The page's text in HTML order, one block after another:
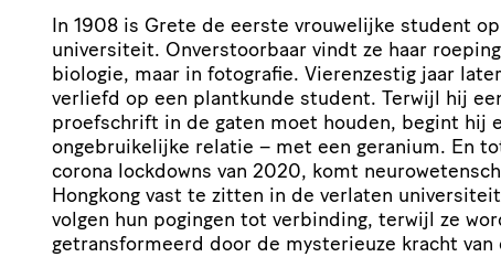
In 1908 is Grete de eerste vrouwelijke student
universiteit. Onverstoorbaar vindt ze haar
biologie, maar in fotografie. Vierenzestig jaar
verliefd op een plantkunde student. Terwijl hij
proefschrift in de gaten moet houden, begint hij
ongebruikelijke relatie – met een geranium. En
corona lockdowns van 2020, komt
Hongkong vast te zitten in de verlaten
volgen hun pogingen tot verbinding, terwijl ze
getransformeerd door de mysterieuze kracht van